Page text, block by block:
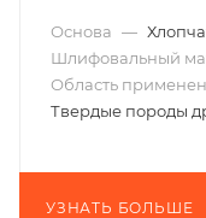
Основа —
Шлифовальный
Область
Твердые породы
УЗНАТЬ БОЛЬШЕ